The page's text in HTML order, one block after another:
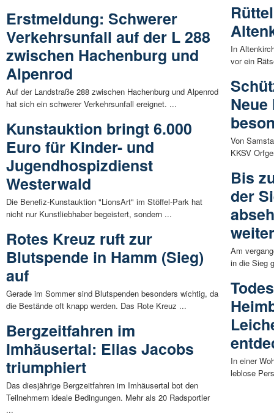
Erstmeldung: Schwerer
Verkehrsunfall auf der L 288
zwischen Hachenburg und
Alpenrod
Auf der Landstraße 288 zwischen Hachenburg und Alpenrod
hat sich ein schwerer Verkehrsunfall ereignet. ...
Kunstauktion bringt 6.000
Euro für Kinder- und
Jugendhospizdienst
Westerwald
Die Benefiz-Kunstauktion "LionsArt" im Stöffel-Park hat
nicht nur Kunstliebhaber begeistert, sondern ...
Rotes Kreuz ruft zur
Blutspende in Hamm (Sieg)
auf
Gerade im Sommer sind Blutspenden besonders wichtig, da
die Bestände oft knapp werden. Das Rote Kreuz ...
Bergzeitfahren im
Imhäusertal: Elias Jacobs
triumphiert
Das diesjährige Bergzeitfahren im Imhäusertal bot den
Teilnehmern ideale Bedingungen. Mehr als 20 Radsportler
...
In
vor ein
Von
KKSV
Bis
der
Am
in die Sieg
In einer
leblose